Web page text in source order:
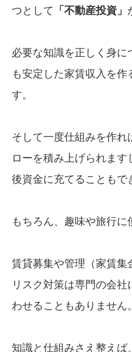
つとして 「不動産投資」
必要な知識を正しく身
も安定した家賃収入を作
す。
そして一度仕組みを作れ
ローを積み上げられま
後資金に充てることもで
もちろん、趣味や旅行に
賃貸募集や管理（家賃集
リスク対策は専門の会
わせることもありません。
知識と仕組みさえ整えば